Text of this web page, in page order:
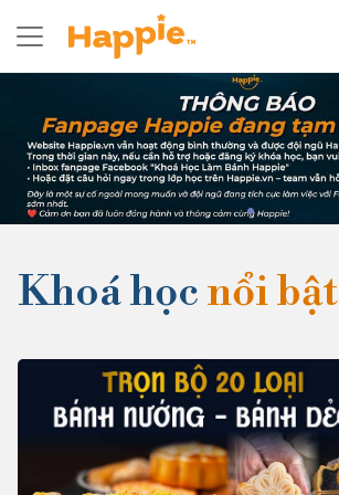
Khoá họcnổi bật